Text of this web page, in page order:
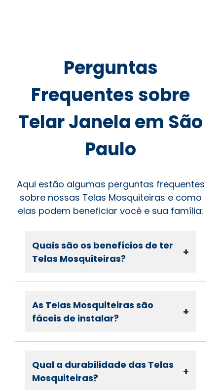
Perguntas
Frequentes sobre
Telar Janela em São
Paulo
Aqui estão algumas perguntas frequentes
sobre nossas Telas Mosquiteiras e como
elas podem beneficiar você e sua família:
Quais são os benefícios de ter
Telas Mosquiteiras?
+
As Telas Mosquiteiras são
fáceis de instalar?
+
Qual a durabilidade das Telas
Mosquiteiras?
+